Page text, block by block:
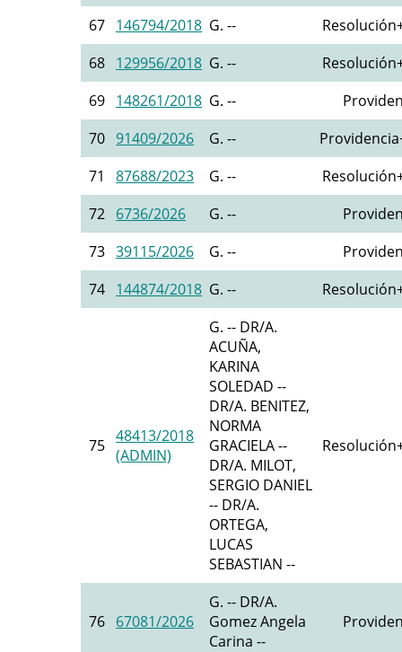
67
146794/2018 G. --
68
129956/2018 G. --
69
148261/2018 G. --
70 91409/2026 G. --
71
87688/2023 G. --
72
6736/2026 G. --
73 39115/2026 G. --
74
144874/2018 G. --
75 48413/2018
(ADMIN)
G. -- DR/A.
ACUÑA,
KARINA
SOLEDAD --
DR/A. BENITEZ,
NORMA
GRACIELA --
DR/A. MILOT,
SERGIO DANIEL
-- DR/A.
ORTEGA,
LUCAS
SEBASTIAN --
76 67081/2026
G. -- DR/A.
Gomez Angela
Carina --